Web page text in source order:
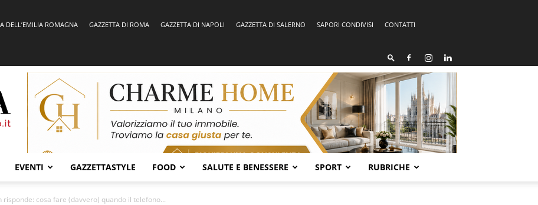
DELL’EMILIA ROMAGNA GAZZETTA DI ROMA GAZZETTA DI NAPOLI GAZZETTA DI SALERNO SAPORI CONDIVISI
CONTATTI
EVENTI GAZZETTASTYLE FOOD SALUTE E BENESSERE SPORT RUBRICHE
risponde: cosa fare (davvero) quando il telefono...